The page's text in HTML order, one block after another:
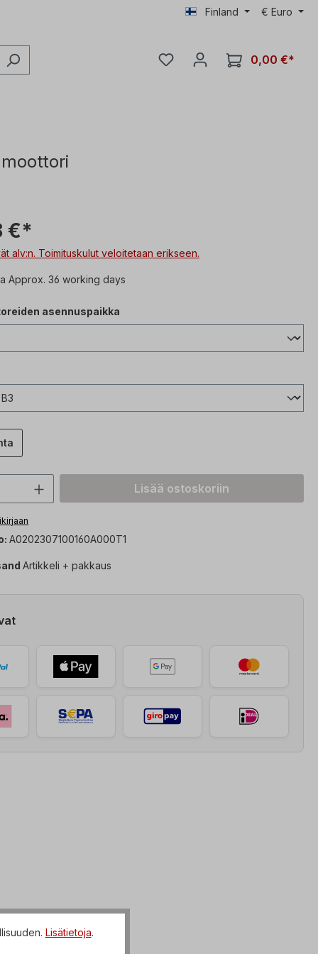
Finland € Euro
0,00 €*
€*
alv:n. Toimituskulut veloitetaan erikseen.
Approx. 36 working days
asennuspaikka
määrä: Syötä haluttu arvo tai käytä
Lisää ostoskoriin
A0202307100160A000T1
Artikkeli + pakkaus
Lisätietoja.